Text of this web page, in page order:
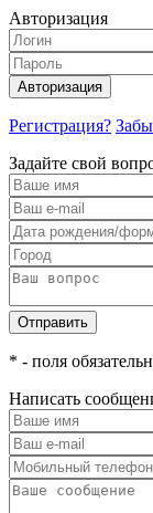
Авторизация
Авторизация
Регистрация?
Задайте свой
Отправить
* - поля
Написать